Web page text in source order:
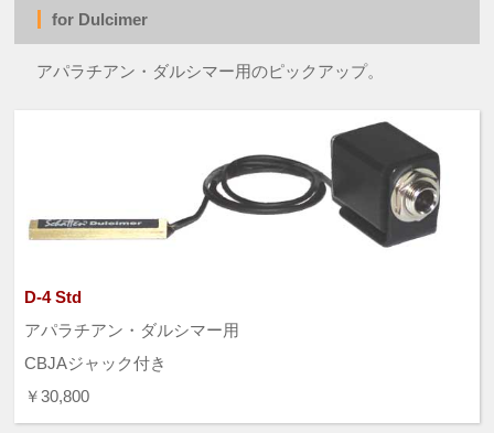
for Dulcimer
アパラチアン・ダルシマー用のピックアップ。
D-4 Std
アパラチアン・ダルシマー用
CBJAジャック付き
￥30,800